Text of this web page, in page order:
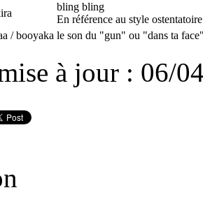
bling bling
En référence au style
/ booyaka le son du "gun" ou "dans ta
à jour : 06/